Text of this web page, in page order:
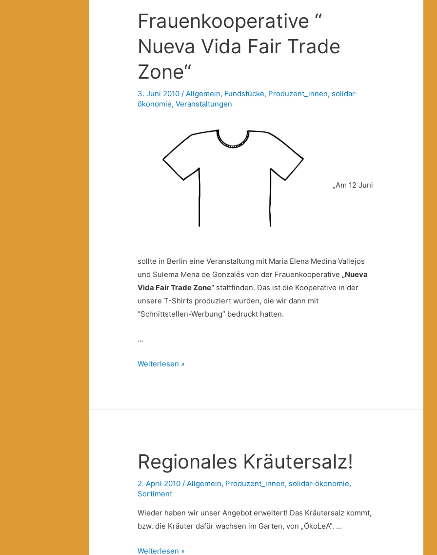
Anti-
Atom…
Frauenkooperative “
Nueva Vida Fair Trade
Zone“
3. Juni 2010 / Allgemein, Fundstücke, Produzent_innen, solidar-
ökonomie,Veranstaltungen
„Am 12 Juni
sollte in Berlin eine Veranstaltung mit Maria Elena Medina Vallejos
und Sulema Mena de Gonzalés von der Frauenkooperative „Nueva
Vida Fair Trade Zone“ stattfinden. Das ist die Kooperative in der
unsere T-Shirts produziert wurden, die wir dann mit
“Schnittstellen-Werbung” bedruckt hatten.
…
Frauenkooperative
Weiterlesen »
Regionales Kräutersalz!
2. April 2010 /Allgemein, Produzent_innen, solidar-ökonomie,
Sortiment
Wieder haben wir unser Angebot erweitert! Das Kräutersalz kommt,
bzw. die Kräuter dafür wachsen im Garten, von „ÖkoLeA”. …
Regionales
Weiterlesen »